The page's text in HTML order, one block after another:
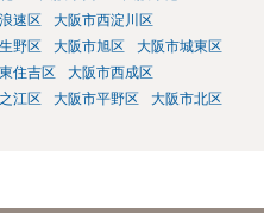
速区
大阪市西淀川区
野区 大阪市旭区
大阪市城東区
住吉区
大阪市西成区
江区 大阪市平野区
大阪市北区